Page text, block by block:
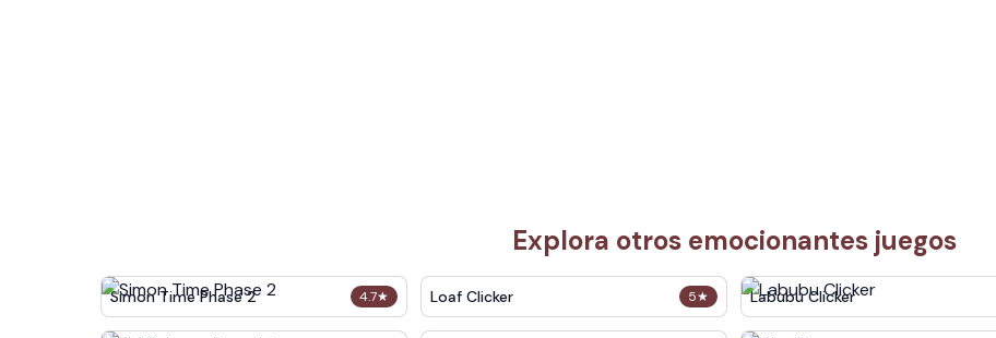
Explora otros emocionantes juegos
4.7★
Simon Time Phase 2 5★
Loaf Clicker Labubu Clicker